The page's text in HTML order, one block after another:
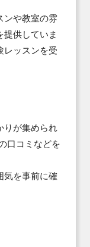
ンや教室の雰
提供していま
レッスンを受
りが集められ
口コミなどを
気を事前に確